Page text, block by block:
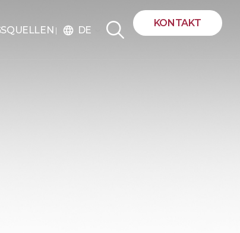
language DE
KONTAKT